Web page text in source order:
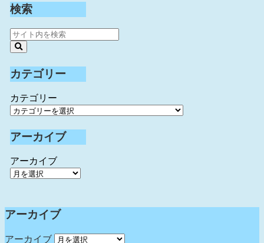
検索
カテゴリー
カテゴリー
アーカイブ
アーカイブ
アーカイブ
アーカイブ